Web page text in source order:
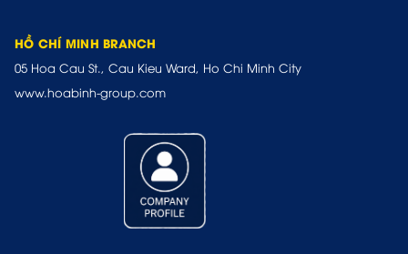
HỒ CHÍ MINH BRANCH
05 Hoa Cau St., Cau Kieu Ward, Ho Chi Minh City
www.hoabinh-group.com